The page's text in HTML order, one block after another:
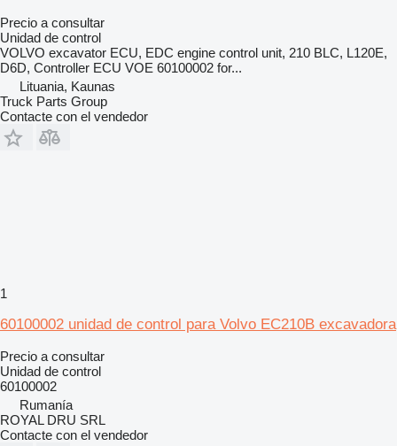
Precio a consultar
Unidad de control
VOLVO excavator ECU, EDC engine control unit, 210 BLC, L120E,
D6D, Controller ECU VOE 60100002 for...
Lituania, Kaunas
Truck Parts Group
Contacte con el vendedor
1
60100002 unidad de control para Volvo EC210B excavadora
Precio a consultar
Unidad de control
60100002
Rumanía
ROYAL DRU SRL
Contacte con el vendedor